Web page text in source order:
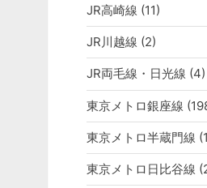
JR高崎線 (11)
JR川越線 (2)
JR両毛線・日光線 (4)
東京メトロ銀座線
東京メトロ半蔵門線
東京メトロ日比谷線